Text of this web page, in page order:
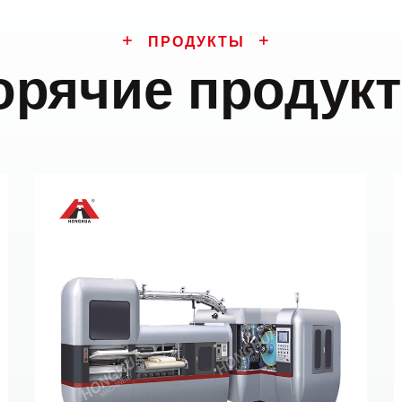
ПРОДУКТЫ